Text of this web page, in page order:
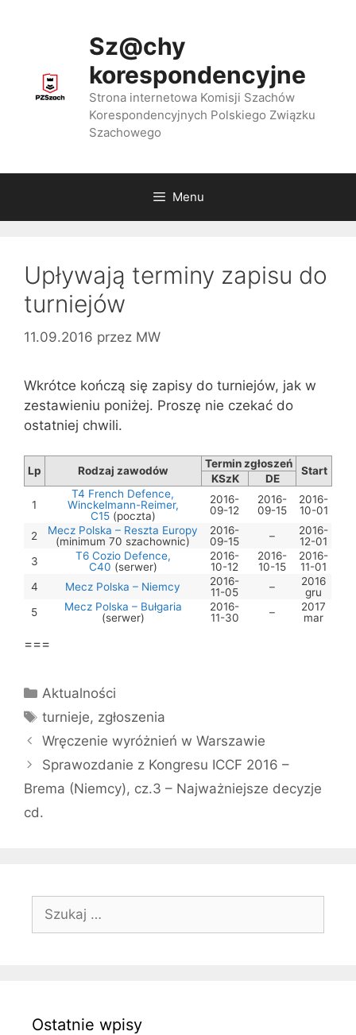
Sz@chy
korespondencyjne
Strona internetowa Komisji Szachów
Korespondencyjnych Polskiego Związku
Szachowego
Menu
Upływają terminy zapisu do
turniejów
11.09.2016 przez MW
Wkrótce kończą się zapisy do turniejów, jak w
zestawieniu poniżej. Proszę nie czekać do
ostatniej chwili.
Lp Rodzaj zawodów
Termin zgłoszeń
Start
KSzK DE
1
T4 French Defence,
Winckelmann-Reimer,
C15(poczta)
2016-
09-12
2016-
09-15
2016-
10-01
2
Mecz Polska – Reszta Europy
(minimum 70 szachownic)
2016-
09-15
–
2016-
12-01
3
T6 Cozio Defence,
C40 (serwer)
2016-
10-12
2016-
10-15
2016-
11-01
4
Mecz Polska – Niemcy
2016-
11-05
–
2016
gru
5
Mecz Polska – Bułgaria
(serwer)
2016-
11-30
–
2017
mar
===
Kategorie
Aktualności
Tagi
turnieje, zgłoszenia
Wręczenie wyróżnień w Warszawie
Sprawozdanie z Kongresu ICCF 2016 –
Brema (Niemcy), cz.3 – Najważniejsze decyzje
cd.
Szukaj:
Ostatnie wpisy